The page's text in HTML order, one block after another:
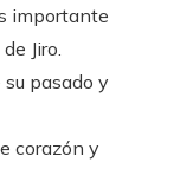
importante
Jiro.
pasado y
corazón y